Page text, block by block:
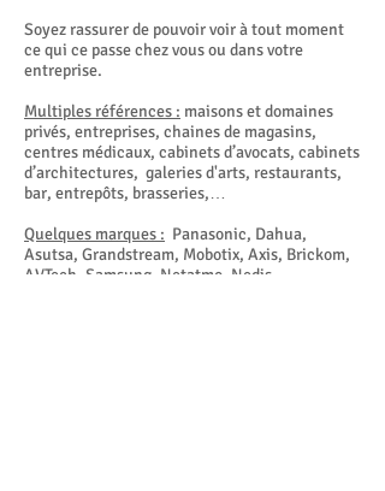
Soyez rassurer de pouvoir voir à tout moment
ce qui ce passe chez vous ou dans votre
entreprise.
Multiples références : maisons et domaines
privés, entreprises, chaines de magasins,
centres médicaux, cabinets d’avocats, cabinets
d’architectures, galeries d'arts, restaurants,
bar, entrepôts, brasseries,…
Quelques marques : Panasonic, Dahua,
Asutsa, Grandstream, Mobotix, Axis, Brickom,
AVTech, Samsung, Netatmo, Nedis,...